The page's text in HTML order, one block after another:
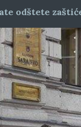
odštete